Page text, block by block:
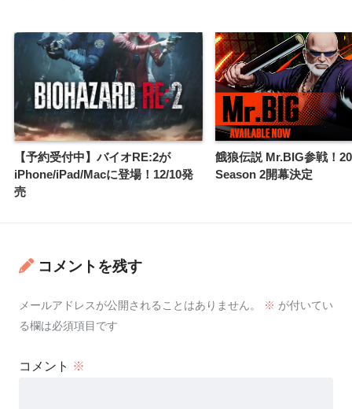
【予約受付中】バイオRE:2が
iPhone/iPad/Macに登場！12/10発
売
餓狼伝説 Mr.BIG参戦！
Season 2開幕決定
コメントを残す
メールアドレスが公開されることはありません。 ※ が付いてい
る欄は必須項目です
コメント ※